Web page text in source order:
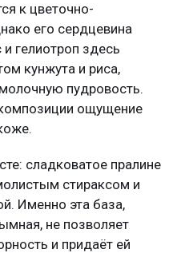
к цветочно-
его сердцевина
гелиотроп здесь
кунжута и риса,
пудровость.
ощущение
сладковатое пралине
стираксом и
Именно эта база,
не позволяет
и придаёт ей